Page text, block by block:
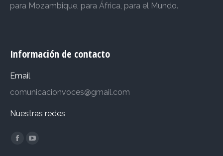
para Mozambique, para África, para el Mundo.
Información de contacto
Email
comunicacionvoces@gmail.com
Nuestras redes
Encuéntranos en:
Facebook
YouTube